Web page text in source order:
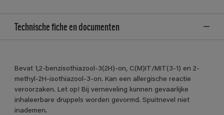
Technische fiche en documenten
Bevat 1,2-benzisothiazool-3(2H)-on, C(M)IT/MIT(3-1) en 2-
methyl-2H-isothiazool-3-on. Kan een allergische reactie
veroorzaken. Let op! Bij verneveling kunnen gevaarlijke
inhaleerbare druppels worden gevormd. Spuitnevel niet
inademen.